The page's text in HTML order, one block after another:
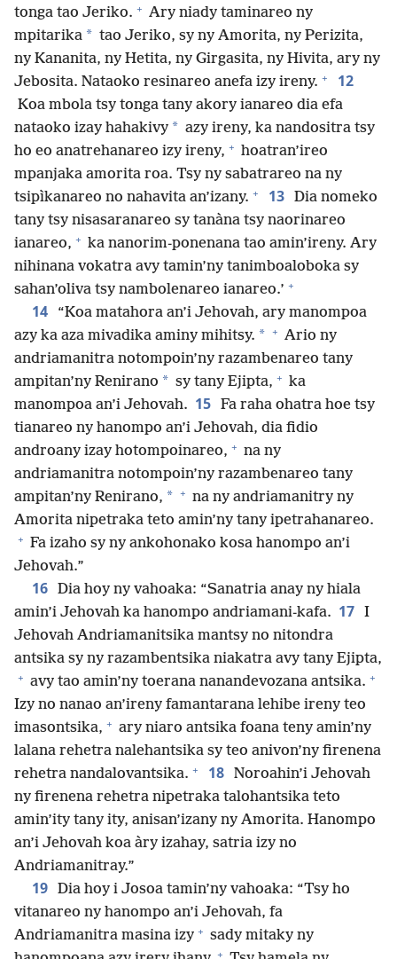
tonga tao Jeriko. + Ary niady taminareo ny
mpitarika * tao Jeriko, sy ny Amorita, ny Perizita,
ny Kananita, ny Hetita, ny Girgasita, ny Hivita, ary ny
Jebosita. Nataoko resinareo anefa izy ireny. + 12
Koa mbola tsy tonga tany akory ianareo dia efa
nataoko izay hahakivy * azy ireny, ka nandositra tsy
ho eo anatrehanareo izy ireny, + hoatran’ireo
mpanjaka amorita roa. Tsy ny sabatrareo na ny
tsipìkanareo no nahavita an’izany. + 13 Dia nomeko
tany tsy nisasaranareo sy tanàna tsy naorinareo
ianareo, + ka nanorim-ponenana tao amin’ireny. Ary
nihinana vokatra avy tamin’ny tanimboaloboka sy
sahan’oliva tsy nambolenareo ianareo.’ +
14
“Koa matahora an’i Jehovah, ary manompoa
azy ka aza mivadika aminy mihitsy. * + Ario ny
andriamanitra notompoin’ny razambenareo tany
ampitan’ny Renirano * sy tany Ejipta, + ka
manompoa an’i Jehovah. 15 Fa raha ohatra hoe tsy
tianareo ny hanompo an’i Jehovah, dia fidio
androany izay hotompoinareo, + na ny
andriamanitra notompoin’ny razambenareo tany
ampitan’ny Renirano, * + na ny andriamanitry ny
Amorita nipetraka teto amin’ny tany ipetrahanareo.
+ Fa izaho sy ny ankohonako kosa hanompo an’i
Jehovah.”
16 Dia hoy ny vahoaka: “Sanatria anay ny hiala
amin’i Jehovah ka hanompo andriamani-kafa. 17 I
Jehovah Andriamanitsika mantsy no nitondra
antsika sy ny razambentsika niakatra avy tany Ejipta,
+ avy tao amin’ny toerana nanandevozana antsika. +
Izy no nanao an’ireny famantarana lehibe ireny teo
imasontsika, + ary niaro antsika foana teny amin’ny
lalana rehetra nalehantsika sy teo anivon’ny firenena
rehetra nandalovantsika. + 18 Noroahin’i Jehovah
ny firenena rehetra nipetraka talohantsika teto
amin’ity tany ity, anisan’izany ny Amorita. Hanompo
an’i Jehovah koa àry izahay, satria izy no
Andriamanitray.”
19 Dia hoy i Josoa tamin’ny vahoaka: “Tsy ho
vitanareo ny hanompo an’i Jehovah, fa
Andriamanitra masina izy + sady mitaky ny
+